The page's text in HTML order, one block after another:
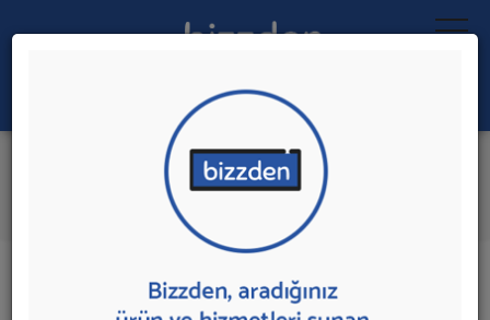
Ara:
Ortak Sağlık ve Güvenlik Birimi
İlk 5 Firmadan Teklif İste